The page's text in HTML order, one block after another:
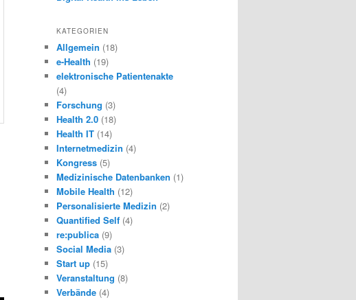
KATEGORIEN
Allgemein (18)
e-Health (19)
elektronische Patientenakte
(4)
Forschung (3)
Health 2.0 (18)
Health IT (14)
Internetmedizin (4)
Kongress (5)
Medizinische Datenbanken (1)
Mobile Health (12)
Personalisierte Medizin (2)
Quantified Self (4)
re:publica (9)
Social Media (3)
Start up (15)
Veranstaltung (8)
Verbände (4)